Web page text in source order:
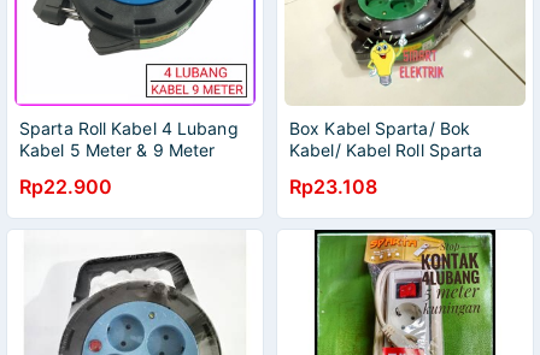
Sparta Roll Kabel 4 Lubang
Kabel 5 Meter & 9 Meter
Rp22.900
Box Kabel Sparta/ Bok
Kabel/ Kabel Roll Sparta
Rp23.108